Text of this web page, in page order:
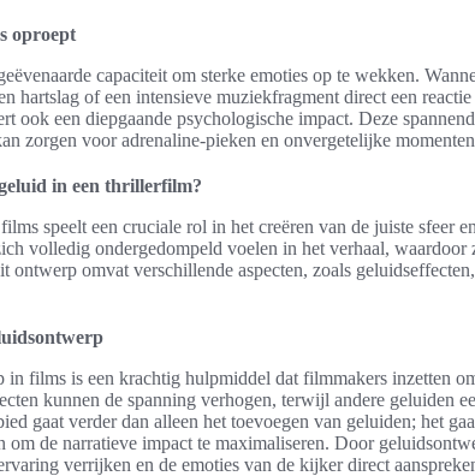
oproept
capaciteit om sterke emoties op te wekken.
hartslag of een intensieve muziekfragment direct een
ook een diepgaande psychologische impact. Deze
zorgen voor adrenaline-pieken en onvergetelijke
in een thrillerfilm?
speelt een cruciale rol in het creëren van de juiste sfeer
volledig ondergedompeld voelen in het verhaal, waardoor
ontwerp omvat verschillende aspecten, zoals
in films is een krachtig hulpmiddel dat filmmakers inzetten
kunnen de spanning verhogen, terwijl andere geluiden
gaat verder dan alleen het toevoegen van geluiden; het
om de narratieve impact te maximaliseren. Door
verrijken en de emoties van de kijker direct